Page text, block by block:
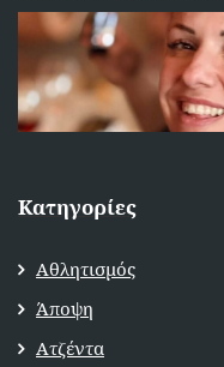
Κατηγορίες
Αθλητισμός
Άποψη
Ατζέντα